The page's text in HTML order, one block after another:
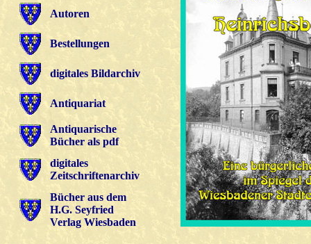
Autoren
Bestellungen
digitales Bildarchiv
Antiquariat
Antiquarische
Bücher als pdf
digitales
Zeitschriftenarchiv
Bücher aus dem
H.G. Seyfried
Verlag Wiesbaden